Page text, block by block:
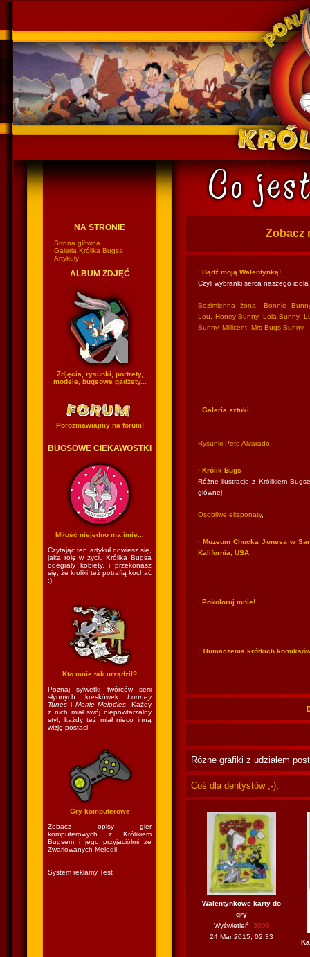
NA STRONIE
· Strona główna
· Galeria Królika Bugsa
· Artykuły
ALBUM ZDJĘĆ
Zdjęcia, rysunki, portrety,
modele, bugsowe gadżety...
Porozmawiajmy na forum!
BUGSOWE CIEKAWOSTKI
Miłość niejedno ma imię...
Czytając ten artykuł dowiesz się,
jaką rolę w życiu Królika Bugsa
odegrały kobiety, i przekonasz
się, że króliki też potrafią kochać
;)
Kto mnie tak urządził?
Poznaj sylwetki twórców serii
słynnych kreskówek Looney
Tunes i Merrie Melodies . Każdy
z nich miał swój niepowtarzalny
styl, każdy też miał nieco inną
wizję postaci
Gry komputerowe
Zobacz opisy gier
komputerowych z Królikiem
Bugsem i jego przyjaciółmi ze
Zwariowanych Melodii
System reklamy Test
Zobacz
· Bądź moją Walentynką!
Czyli wybranki serca naszego idola
Bezimienna żona
Bonnie
Lou
Honey Bunny, Lola Bunny,
Bunny, Millicent Mrs Bugs Bunny,
· Galeria sztuki
Rysunki Pete Alvarado
· Królik Bugs
Różne ilustracje z Królikiem
głównej
Osobliwe eksponaty,
· Muzeum Chucka Jonesa w
Kalifornia, USA
· Pokoloruj mnie!
· Tłumaczenia krótkich
Różne grafiki z udziałem
Coś dla dentystów ;-),
Walentynkowe karty do
gry
Wyświetleń: 3006
24 Mar 2015, 02:33